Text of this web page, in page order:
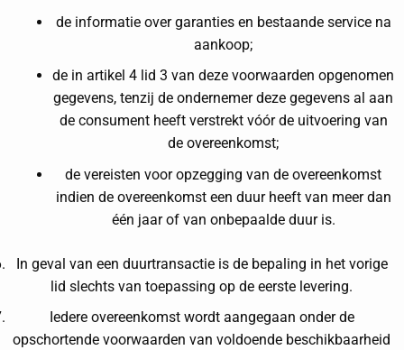
de informatie over garanties en bestaande service na
aankoop;
de in artikel 4 lid 3 van deze voorwaarden opgenomen
gegevens, tenzij de ondernemer deze gegevens al aan
de consument heeft verstrekt vóór de uitvoering van
de overeenkomst;
de vereisten voor opzegging van de overeenkomst
indien de overeenkomst een duur heeft van meer dan
één jaar of van onbepaalde duur is.
In geval van een duurtransactie is de bepaling in het vorige
lid slechts van toepassing op de eerste levering.
Iedere overeenkomst wordt aangegaan onder de
opschortende voorwaarden van voldoende beschikbaarheid